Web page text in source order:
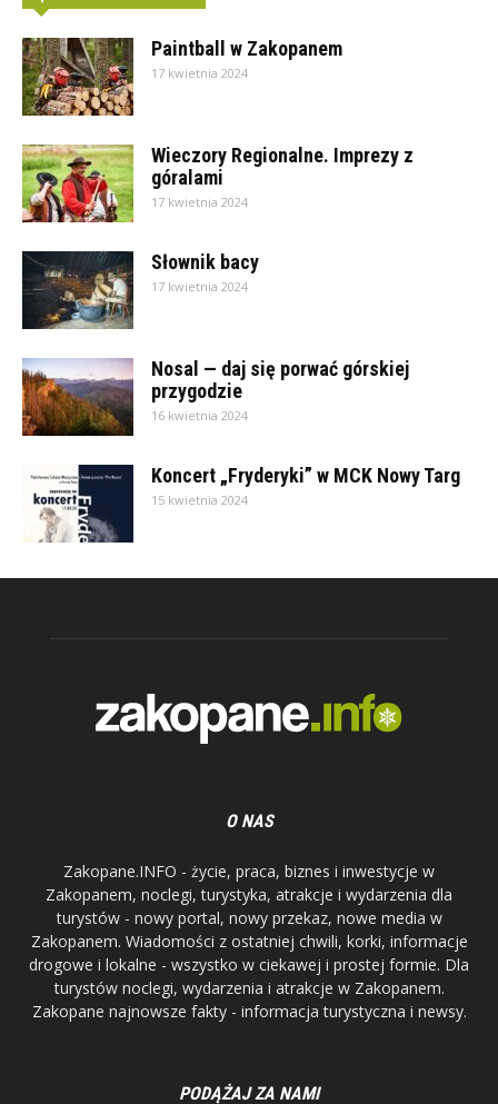
Paintball w Zakopanem
17 kwietnia 2024
Wieczory Regionalne. Imprezy z
góralami
17 kwietnia 2024
Słownik bacy
17 kwietnia 2024
Nosal — daj się porwać górskiej
przygodzie
16 kwietnia 2024
Koncert „Fryderyki” w MCK Nowy Targ
15 kwietnia 2024
O NAS
Zakopane.INFO - życie, praca, biznes i inwestycje w
Zakopanem, noclegi, turystyka, atrakcje i wydarzenia dla
turystów - nowy portal, nowy przekaz, nowe media w
Zakopanem. Wiadomości z ostatniej chwili, korki, informacje
drogowe i lokalne - wszystko w ciekawej i prostej formie. Dla
turystów noclegi, wydarzenia i atrakcje w Zakopanem.
Zakopane najnowsze fakty - informacja turystyczna i newsy.
PODĄŻAJ ZA NAMI